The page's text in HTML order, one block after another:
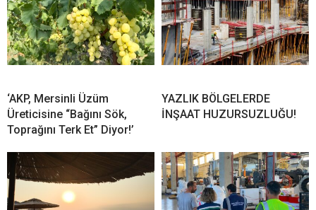
‘AKP, Mersinli Üzüm
Üreticisine “Bağını Sök,
Toprağını Terk Et” Diyor!’
YAZLIK BÖLGELERDE
İNŞAAT HUZURSUZLUĞU!